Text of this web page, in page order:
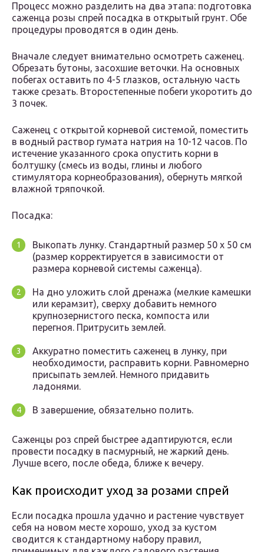
Процесс можно разделить на два этапа: подготовка
саженца розы спрей посадка в открытый грунт. Обе
процедуры проводятся в один день.
Вначале следует внимательно осмотреть саженец.
Обрезать бутоны, засохшие веточки. На основных
побегах оставить по 4-5 глазков, остальную часть
также срезать. Второстепенные побеги укоротить до
3 почек.
Саженец с открытой корневой системой, поместить
в водный раствор гумата натрия на 10-12 часов. По
истечение указанного срока опустить корни в
болтушку (смесь из воды, глины и любого
стимулятора корнеобразования), обернуть мягкой
влажной тряпочкой.
Посадка:
Выкопать лунку. Стандартный размер 50 х 50 см
(размер корректируется в зависимости от
размера корневой системы саженца).
На дно уложить слой дренажа (мелкие камешки
или керамзит), сверху добавить немного
крупнозернистого песка, компоста или
перегноя. Притрусить землей.
Аккуратно поместить саженец в лунку, при
необходимости, расправить корни. Равномерно
присыпать землей. Немного придавить
ладонями.
В завершение, обязательно полить.
Саженцы роз спрей быстрее адаптируются, если
провести посадку в пасмурный, не жаркий день.
Лучше всего, после обеда, ближе к вечеру.
Как происходит уход за розами спрей
Если посадка прошла удачно и растение чувствует
себя на новом месте хорошо, уход за кустом
сводится к стандартному набору правил,